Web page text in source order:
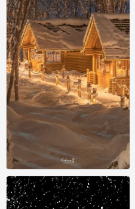
氛围感壁纸
0